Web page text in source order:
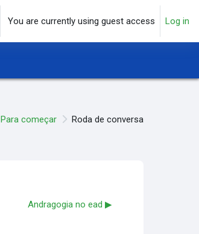
You are currently using guest access Log in
Para começar Roda de conversa
Andragogia no ead ▶︎